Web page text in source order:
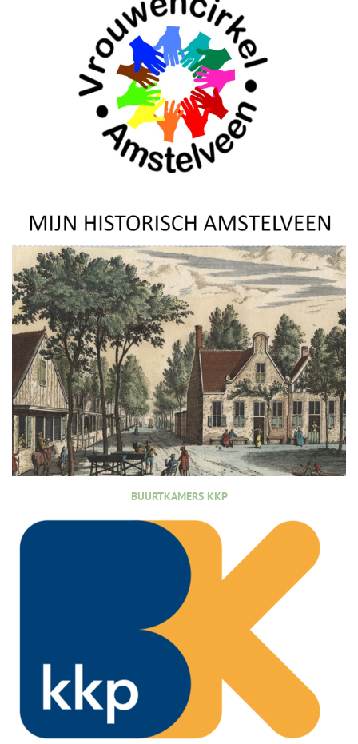
BUURTKAMERS KKP